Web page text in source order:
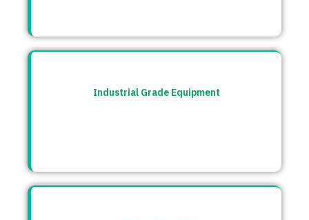
Industrial Grade Equipment